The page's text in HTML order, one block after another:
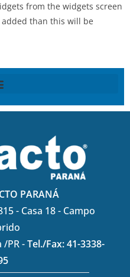
from the widgets screen
than this will be
PARANÁ
- Casa 18 - Campo
/PR -Tel./Fax: 41-3338-